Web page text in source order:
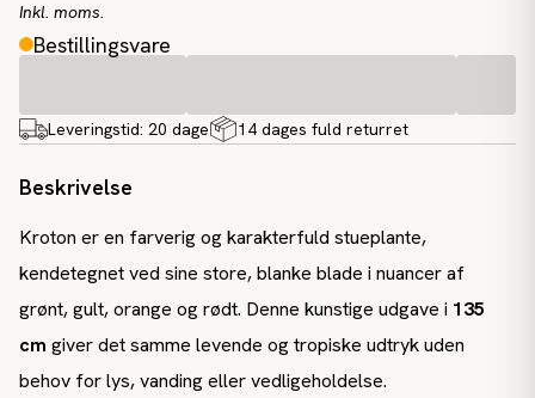
Inkl. moms.
Bestillingsvare
Leveringstid: 20 dage 14 dages fuld returret
Beskrivelse
Kroton er en farverig og karakterfuld stueplante,
kendetegnet ved sine store, blanke blade i nuancer af
grønt, gult, orange og rødt. Denne kunstige udgave i 135
cm giver det samme levende og tropiske udtryk uden
behov for lys, vanding eller vedligeholdelse.